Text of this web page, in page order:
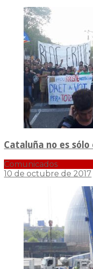
Cataluña no es
Comunicados
10 de octubre de 2017